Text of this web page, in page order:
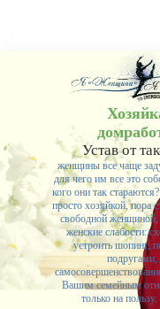
никогда не бывает
-- Люблю давать
Устав от
женщины все чаще
для чего им все это
кого они так
просто хозяйкой, пора
свободной
женские слабости:
устроить шопинг,
подругами,
Вашим семейным
только на пользу.